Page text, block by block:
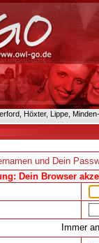
Höxter, Lippe,
und Dein
Dein Browser
Immer